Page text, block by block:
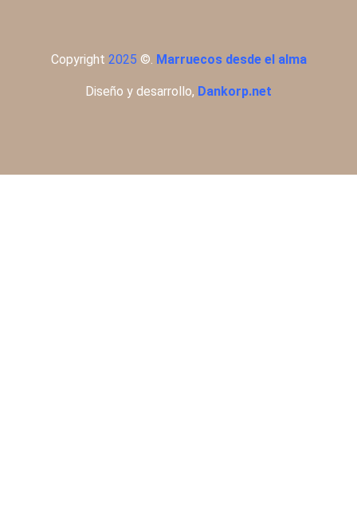
Copyright 2025 ©. Marruecos desde el alma
Diseño y desarrollo, Dankorp.net